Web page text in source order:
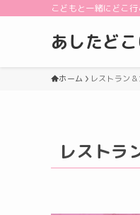
こどもと一緒にどこ
あしたど
ホーム レストラン
レストラ